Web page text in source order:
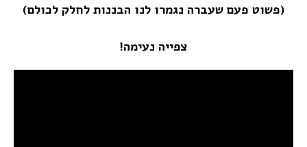
(פשוט פעם שעברה נגמרו לנו הבננות לחלק לכולם)
צפייה נעימה!